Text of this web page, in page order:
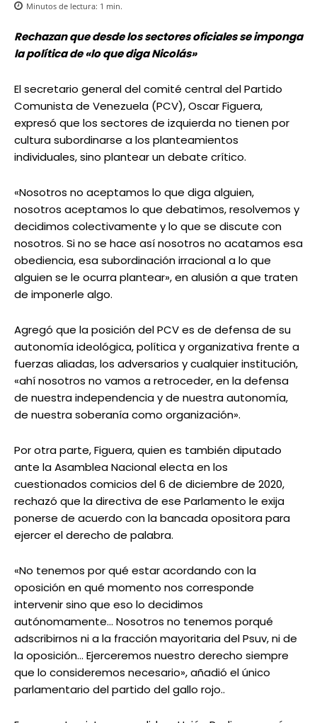
Minutos de lectura: 1 min.
Rechazan que desde los sectores oficiales se imponga
la política de «lo que diga Nicolás»
El secretario general del comité central del Partido
Comunista de Venezuela (PCV), Oscar Figuera,
expresó que los sectores de izquierda no tienen por
cultura subordinarse a los planteamientos
individuales, sino plantear un debate crítico.
«Nosotros no aceptamos lo que diga alguien,
nosotros aceptamos lo que debatimos, resolvemos y
decidimos colectivamente y lo que se discute con
nosotros. Si no se hace así nosotros no acatamos esa
obediencia, esa subordinación irracional a lo que
alguien se le ocurra plantear», en alusión a que traten
de imponerle algo.
Agregó que la posición del PCV es de defensa de su
autonomía ideológica, política y organizativa frente a
fuerzas aliadas, los adversarios y cualquier institución,
«ahí nosotros no vamos a retroceder, en la defensa
de nuestra independencia y de nuestra autonomía,
de nuestra soberanía como organización».
Por otra parte, Figuera, quien es también diputado
ante la Asamblea Nacional electa en los
cuestionados comicios del 6 de diciembre de 2020,
rechazó que la directiva de ese Parlamento le exija
ponerse de acuerdo con la bancada opositora para
ejercer el derecho de palabra.
«No tenemos por qué estar acordando con la
oposición en qué momento nos corresponde
intervenir sino que eso lo decidimos
autónomamente… Nosotros no tenemos porqué
adscribirnos ni a la fracción mayoritaria del Psuv, ni de
la oposición… Ejerceremos nuestro derecho siempre
que lo consideremos necesario», añadió el único
parlamentario del partido del gallo rojo..